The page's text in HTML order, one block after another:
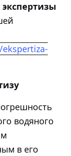
водяного
в его